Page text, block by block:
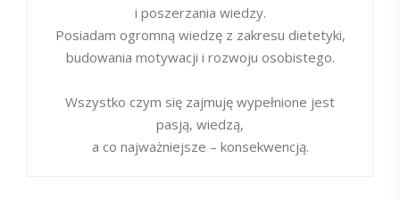
i poszerzania wiedzy.
Posiadam ogromną wiedzę z zakresu dietetyki,
budowania motywacji i rozwoju osobistego.
Wszystko czym się zajmuję wypełnione jest
pasją, wiedzą,
a co najważniejsze – konsekwencją.